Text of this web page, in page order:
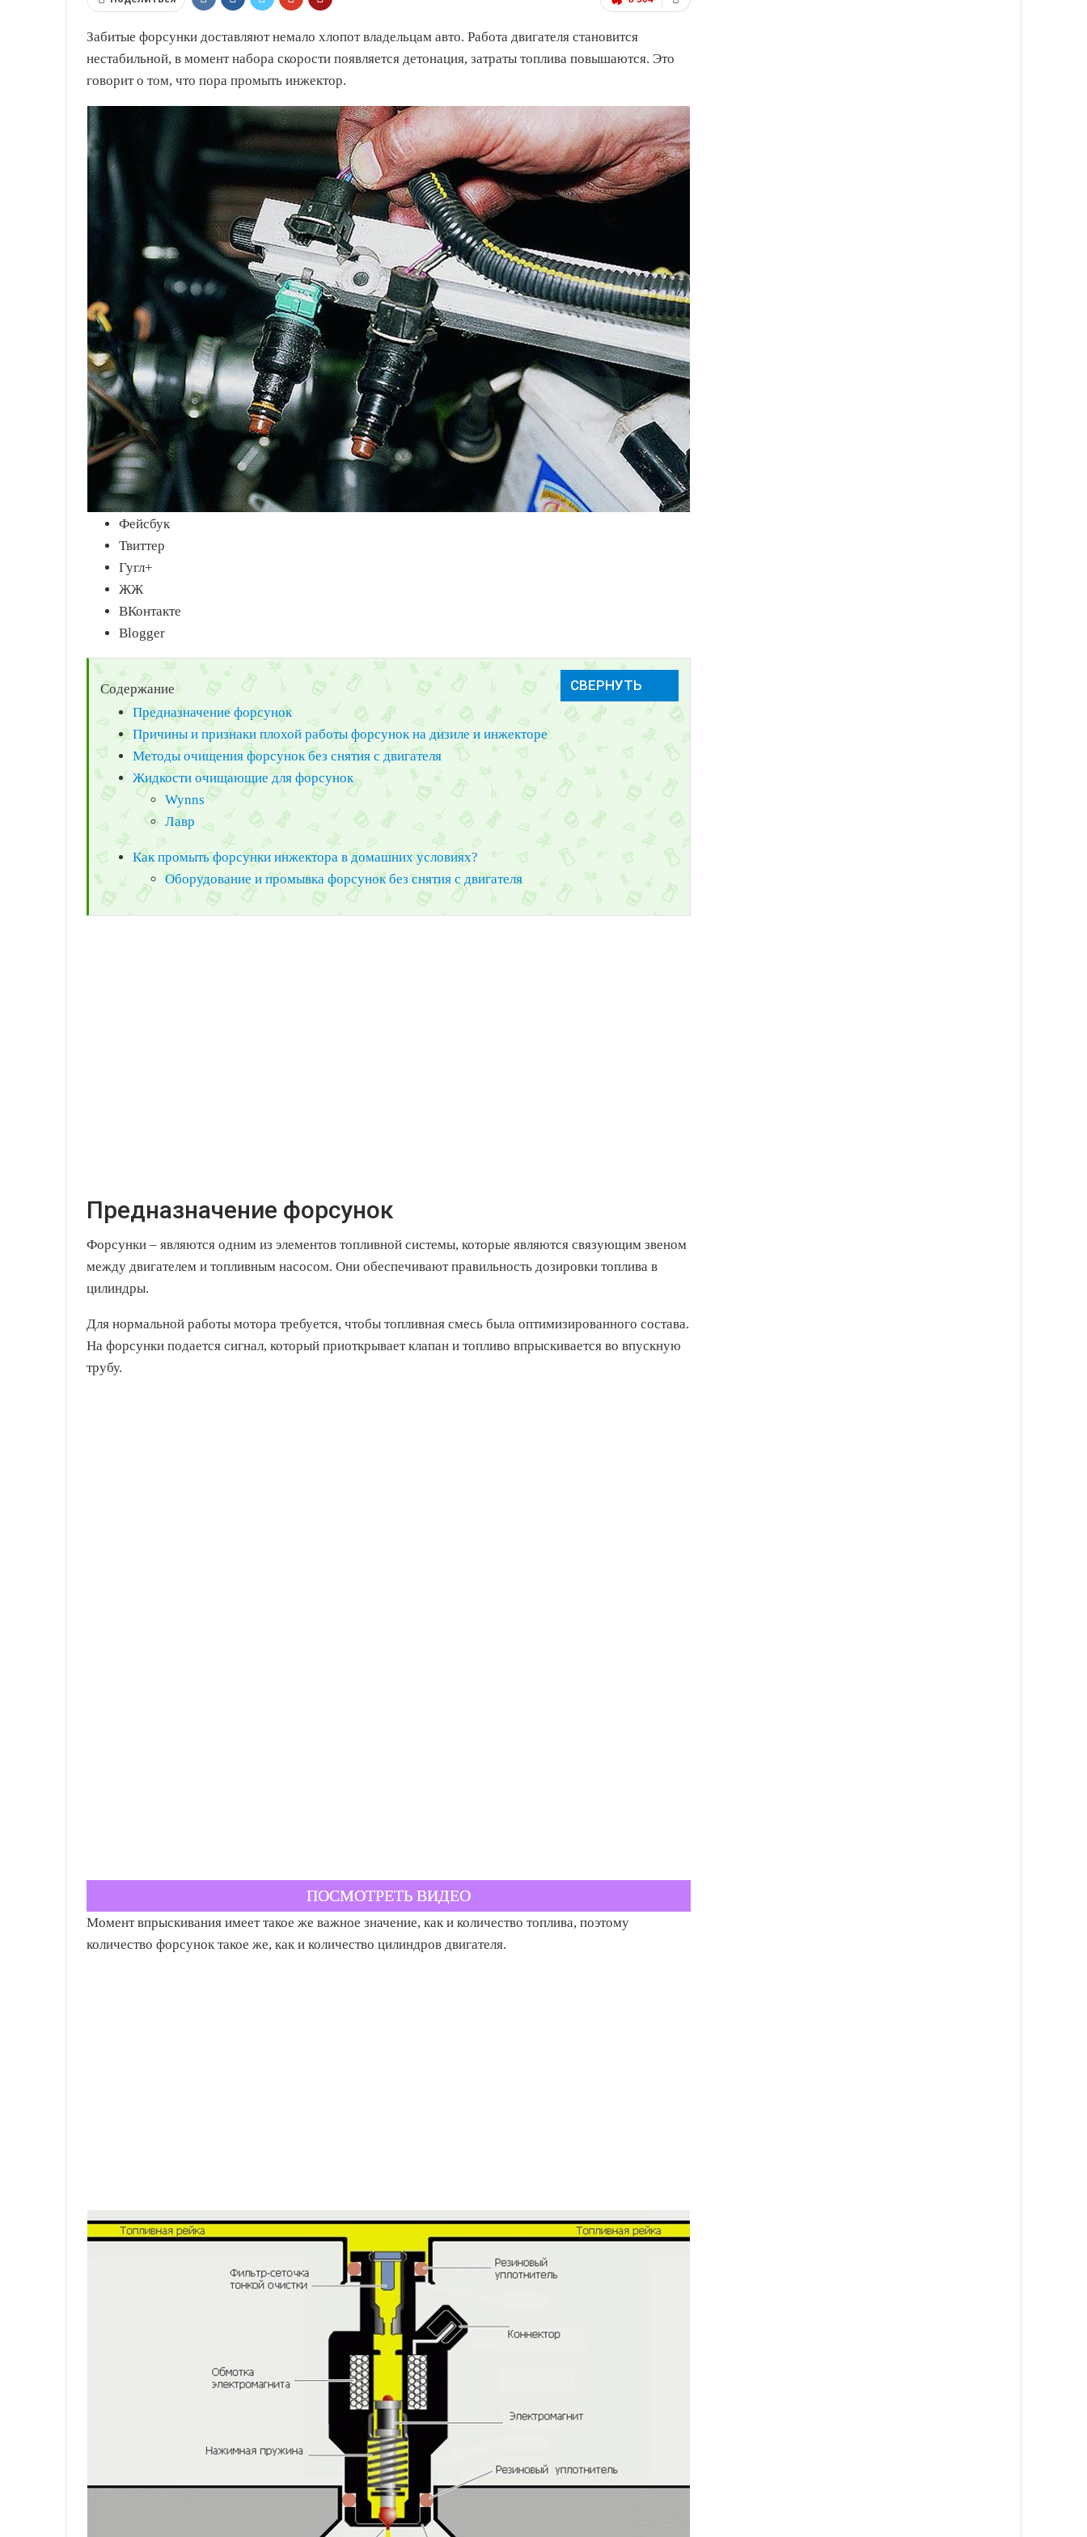
Забитые форсунки доставляют немало хлопот владельцам авто. Работа двигателя становится
нестабильной, в момент набора скорости появляется детонация, затраты топлива повышаются. Это
говорит о том, что пора промыть инжектор.
Фейсбук
Твиттер
Гугл+
ЖЖ
ВКонтакте
Blogger
Содержание
Предназначение форсунок
Причины и признаки плохой работы форсунок на дизиле и инжекторе
Методы очищения форсунок без снятия с двигателя
Жидкости очищающие для форсунок
Wynns
Лавр
Как промыть форсунки инжектора в домашних условиях?
Оборудование и промывка форсунок без снятия с двигателя
Предназначение форсунок
Форсунки – являются одним из элементов топливной системы, которые являются связующим звеном
между двигателем и топливным насосом. Они обеспечивают правильность дозировки топлива в
цилиндры.
Для нормальной работы мотора требуется, чтобы топливная смесь была оптимизированного состава.
На форсунки подается сигнал, который приоткрывает клапан и топливо впрыскивается во впускную
трубу.
ПОСМОТРЕТЬ ВИДЕО
Момент впрыскивания имеет такое же важное значение, как и количество топлива, поэтому
количество форсунок такое же, как и количество цилиндров двигателя.